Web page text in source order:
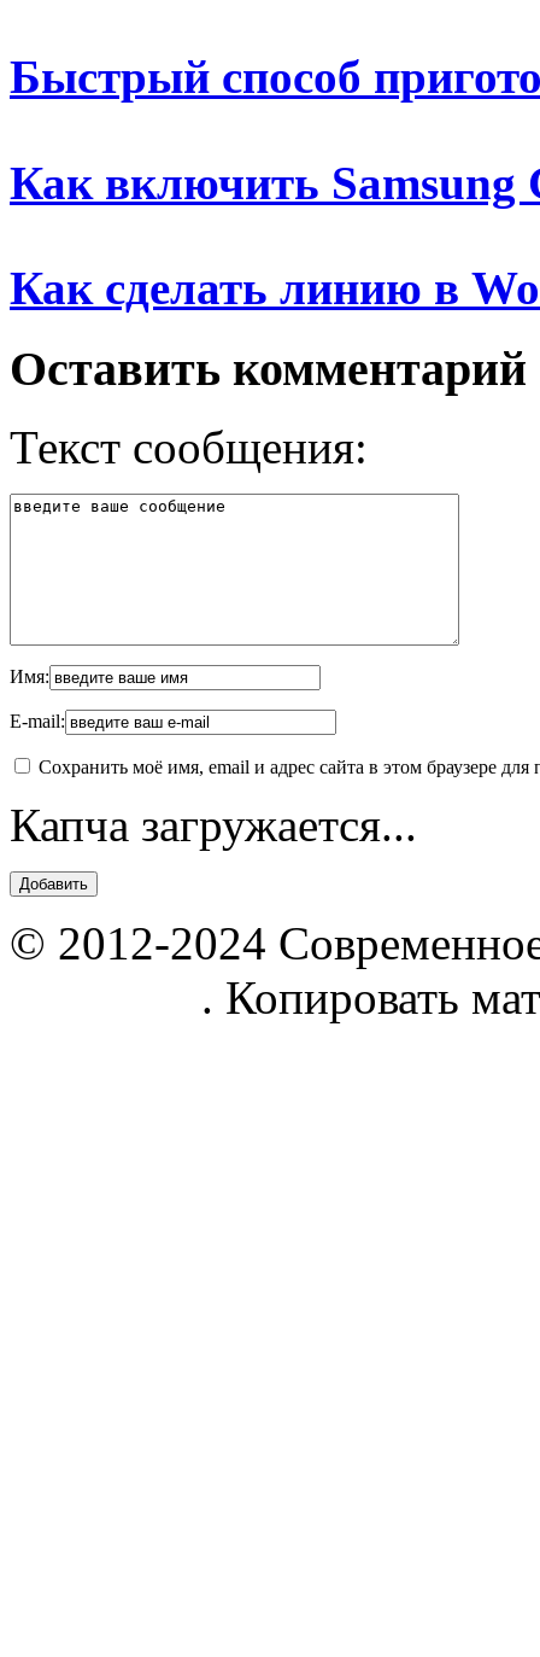
Быстрый способ
Как включить Samsung
Как сделать линию в
Оставить комментарий
Текст сообщения:
Имя:
E-mail:
Сохранить моё имя, email и адрес сайта в этом браузере
Капча загружается...
© 2012-2024
. Копировать